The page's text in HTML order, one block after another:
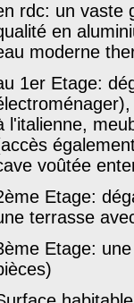
rdc: un vaste
en
moderne
1er Etage:
l'italienne,
voûtée
Etage:
terrasse
Etage: